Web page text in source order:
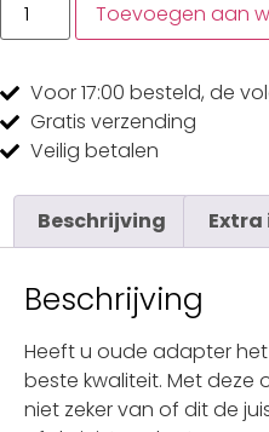
Toevoegen aan
Voor 17:00 besteld, de
Gratis verzending
Veilig betalen
Beschrijving
Beschrijving
Heeft u oude adapter
beste kwaliteit. Met deze
niet zeker van of dit de